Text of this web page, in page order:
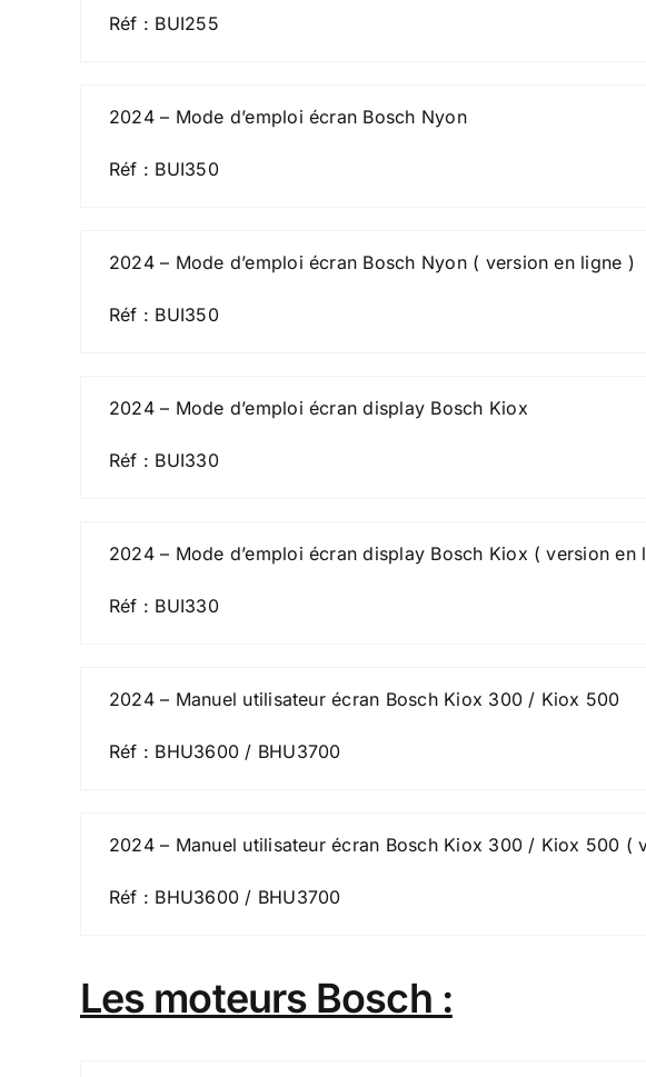
Réf : BUI255
2024 – Mode d’emploi écran Bosch Nyon
Réf : BUI350
2024 – Mode d’emploi écran Bosch Nyon ( version en ligne )
Réf : BUI350
2024 – Mode d’emploi écran display Bosch Kiox
Réf : BUI330
2024 – Mode d’emploi écran display Bosch Kiox ( version en
Réf : BUI330
2024 – Manuel utilisateur écran Bosch Kiox 300 / Kiox 500
Réf : BHU3600 / BHU3700
2024 – Manuel utilisateur écran Bosch Kiox 300 / Kiox 500 (
Réf : BHU3600 / BHU3700
Les moteurs Bosch :